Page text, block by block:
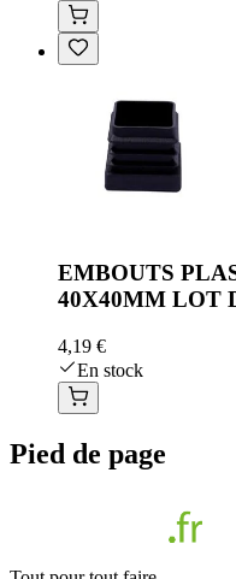
EMBOUTS
40X40MM LOT
4,19 €
En stock
Pied de page